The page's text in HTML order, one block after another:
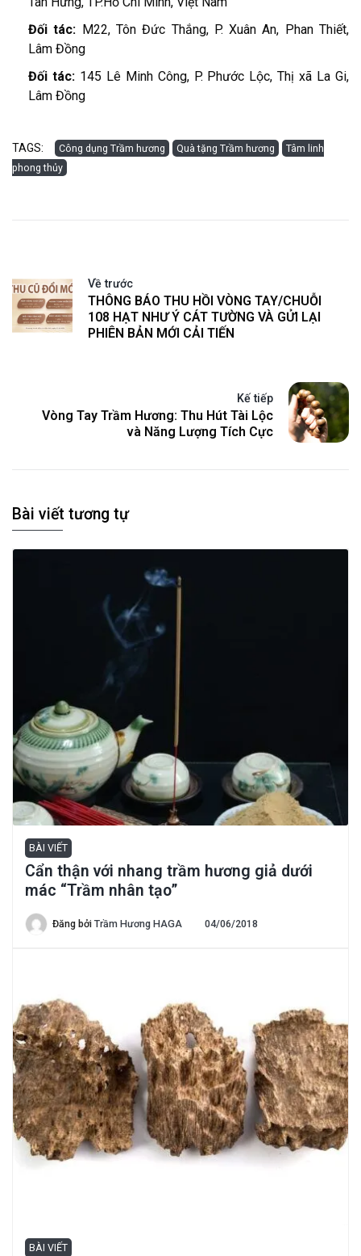
Đối tác: M22, Tôn Đức Thắng, P. Xuân An, Phan Thiết,
Lâm Đồng
Đối tác: 145 Lê Minh Công, P. Phước Lộc, Thị xã La Gi,
Lâm Đồng
TAGS: Công dụng Trầm hương Quà tặng Trầm hương
Tâm linh
phong thủy
Về trước
THÔNG BÁO THU HỒI VÒNG TAY/CHUỖI
108 HẠT NHƯ Ý CÁT TƯỜNG VÀ GỬI LẠI
PHIÊN BẢN MỚI CẢI TIẾN
Kế tiếp
Vòng Tay Trầm Hương: Thu Hút Tài Lộc
và Năng Lượng Tích Cực
Bài viết tương tự
BÀI VIẾT
Cẩn thận với nhang trầm hương giả dưới
mác “Trầm nhân tạo”
Đăng bởi Trầm Hương HAGA 04/06/2018
BÀI VIẾT